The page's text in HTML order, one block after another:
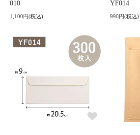
010
1,100円(税込)
YF014
990円(税込)